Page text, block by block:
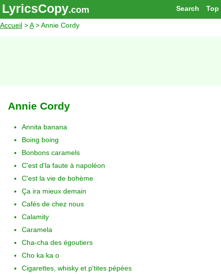
Top
Search
LyricsCopy.com
Accueil >A> Annie Cordy
Annie Cordy
Annita banana
Boing boing
Bonbons caramels
C'est d'la faute à napoléon
C'est la vie de bohème
Ça ira mieux demain
Cafés de chez nous
Calamity
Caramela
Cha-cha des égoutiers
Cho ka ka o
Cigarettes, whisky et p'tites pépées